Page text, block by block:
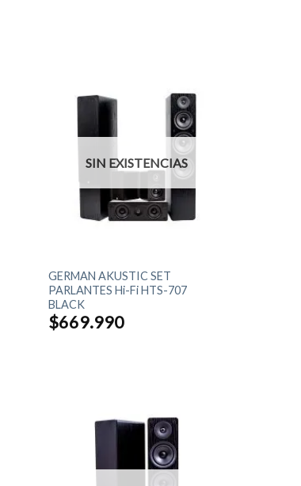
SIN EXISTENCIAS
GERMAN AKUSTIC SET
PARLANTES Hi-Fi HTS-707
BLACK
$669.990